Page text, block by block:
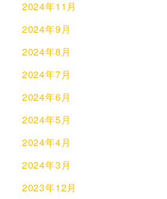
2024年11月
2024年9月
2024年8月
2024年7月
2024年6月
2024年5月
2024年4月
2024年3月
2023年12月